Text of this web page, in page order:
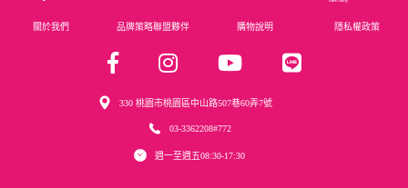
關於我們 品牌策略聯盟夥伴 購物說明 隱私權政策
330 桃園市桃園區中山路507巷60弄7號
03-3362208#772
週一至週五08:30-17:30